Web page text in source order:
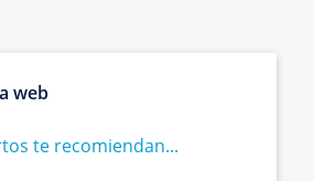
web
te recomiendan...